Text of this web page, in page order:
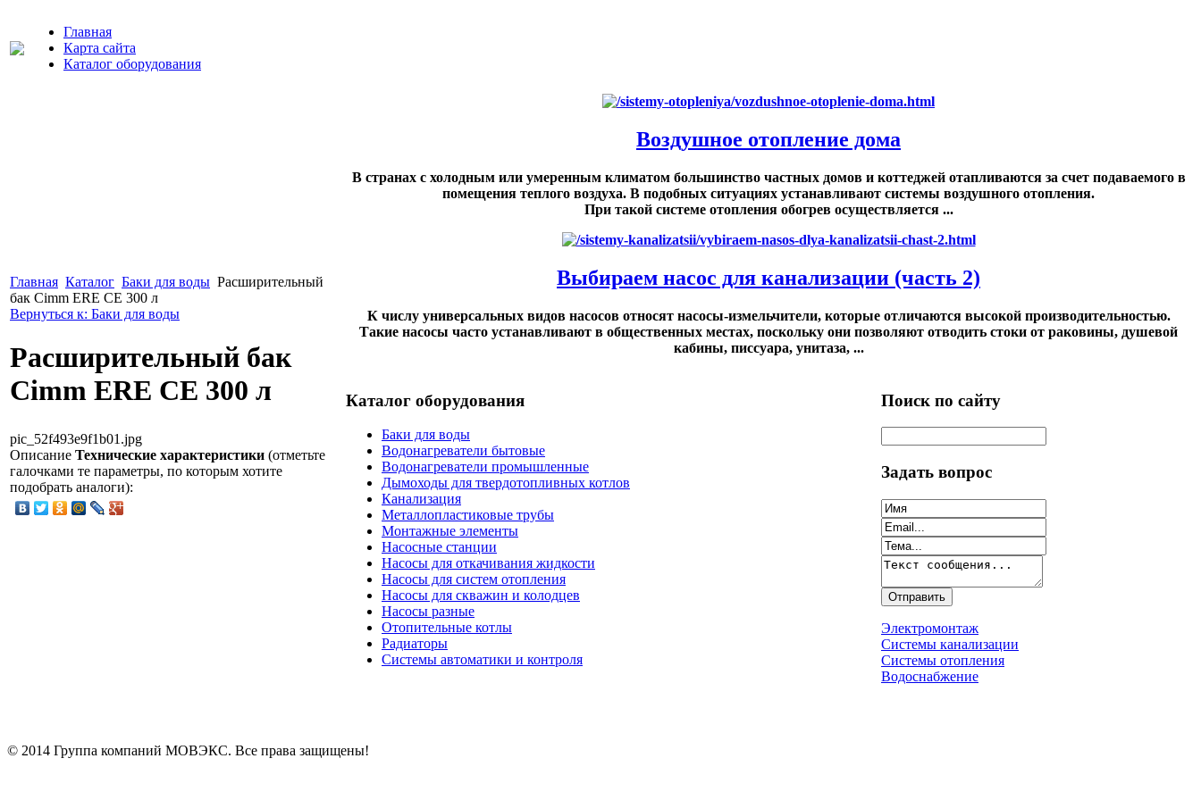
Главная
Карта сайта
Каталог оборудования
Главная Каталог Баки для воды Расширительный
бак Cimm ERE CE 300 л
Вернуться к: Баки для воды
Расширительный бак
Cimm ERE CE 300 л
pic_52f493e9f1b01.jpg
Описание Технические характеристики (отметьте
галочками те параметры, по которым хотите
подобрать аналоги):
Воздушное отопление дома
В странах с холодным или умеренным климатом большинство частных домов и коттеджей отапливаются за счет подаваемого в
помещения теплого воздуха. В подобных ситуациях устанавливают системы воздушного отопления.
При такой системе отопления обогрев осуществляется ...
Выбираем насос для канализации (часть 2)
К числу универсальных видов насосов относят насосы-измельчители, которые отличаются высокой производительностью.
Такие насосы часто устанавливают в общественных местах, поскольку они позволяют отводить стоки от раковины, душевой
кабины, писсуара, унитаза, ...
Каталог оборудования
Баки для воды
Водонагреватели бытовые
Водонагреватели промышленные
Дымоходы для твердотопливных котлов
Канализация
Металлопластиковые трубы
Монтажные элементы
Насосные станции
Насосы для откачивания жидкости
Насосы для систем отопления
Насосы для скважин и колодцев
Насосы разные
Отопительные котлы
Радиаторы
Системы автоматики и контроля
Поиск по сайту
Задать вопрос
Электромонтаж
Системы канализации
Системы отопления
Водоснабжение
© 2014 Группа компаний МОВЭКС. Все права защищены!